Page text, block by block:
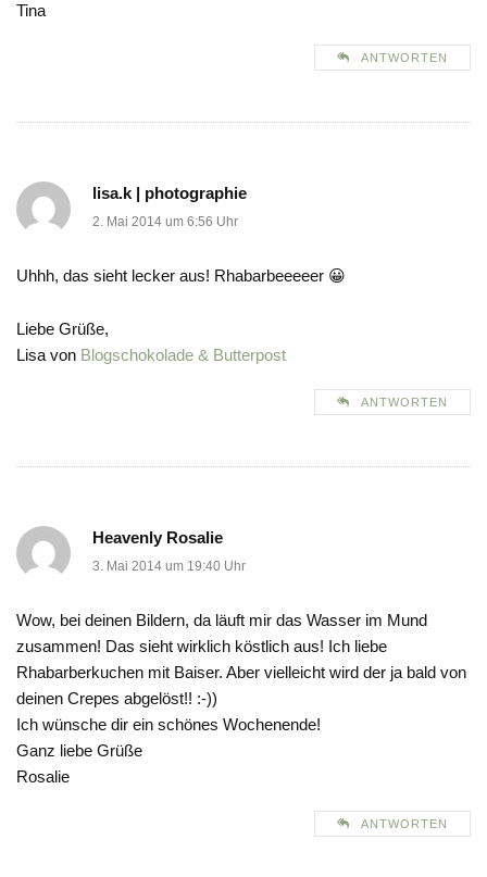
Tina
ANTWORTEN
lisa.k | photographie
2. Mai 2014 um 6:56 Uhr
Uhhh, das sieht lecker aus! Rhabarbeeeeer 😀
Liebe Grüße,
Lisa von Blogschokolade & Butterpost
ANTWORTEN
Heavenly Rosalie
3. Mai 2014 um 19:40 Uhr
Wow, bei deinen Bildern, da läuft mir das Wasser im Mund
zusammen! Das sieht wirklich köstlich aus! Ich liebe
Rhabarberkuchen mit Baiser. Aber vielleicht wird der ja bald von
deinen Crepes abgelöst!! :-))
Ich wünsche dir ein schönes Wochenende!
Ganz liebe Grüße
Rosalie
ANTWORTEN